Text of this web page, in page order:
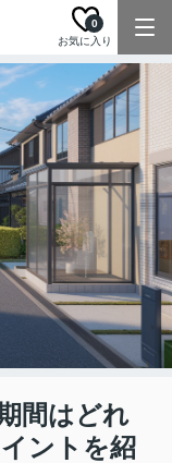
お気に入り
0
間はどれ
ントを紹